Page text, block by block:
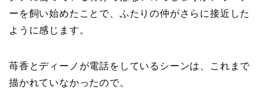
ーを飼い始めたことで、ふたりの仲がさらに接近した
ように感じます。
苺香とディーノが電話をしているシーンは、これまで
描かれていなかったので。